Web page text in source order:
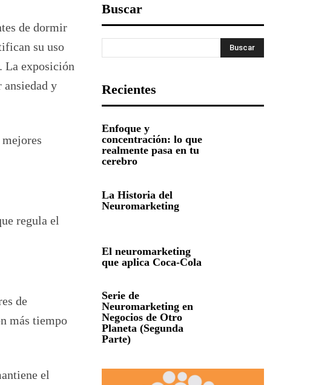
de dormir
su uso
La exposición
ansiedad y
regula el
de
más tiempo
el
Buscar
Buscar
Recientes
Enfoque y
concentración: lo que
realmente pasa en tu
cerebro
La Historia del
Neuromarketing
El neuromarketing
que aplica Coca-Cola
Serie de
Neuromarketing en
Negocios de Otro
Planeta (Segunda
Parte)